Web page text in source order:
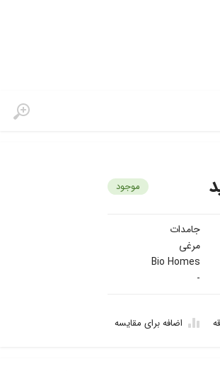
موجود
جامدات
مرغی
Bio Homes
-
اضافه برای مقایسه